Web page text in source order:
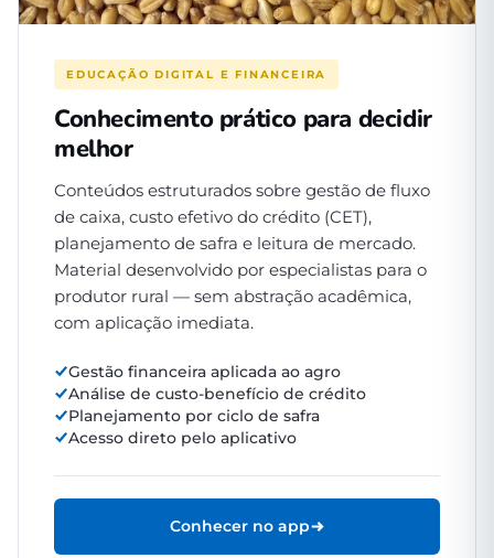
EDUCAÇÃO DIGITAL E FINANCEIRA
Conhecimento prático para decidir
melhor
Conteúdos estruturados sobre gestão de fluxo
de caixa, custo efetivo do crédito (CET),
planejamento de safra e leitura de mercado.
Material desenvolvido por especialistas para o
produtor rural — sem abstração acadêmica,
com aplicação imediata.
Gestão financeira aplicada ao agro
Análise de custo-benefício de crédito
Planejamento por ciclo de safra
Acesso direto pelo aplicativo
Conhecer no app